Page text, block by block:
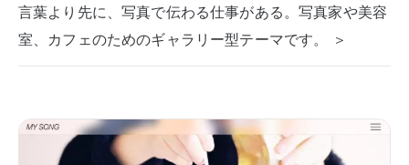
言葉より先に、写真で伝わる仕事がある。写真家や美容
室、カフェのためのギャラリー型テーマです。 ＞